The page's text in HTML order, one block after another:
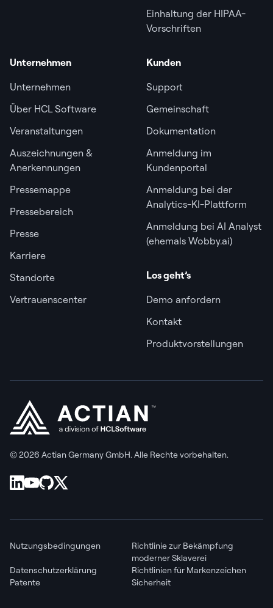
Einhaltung der HIPAA-
Vorschriften
Unternehmen
Unternehmen
Über HCL Software
Veranstaltungen
Auszeichnungen &
Anerkennungen
Pressemappe
Pressebereich
Presse
Karriere
Standorte
Vertrauenscenter
Kunden
Support
Gemeinschaft
Dokumentation
Anmeldung im
Kundenportal
Anmeldung bei der
Analytics-KI-Plattform
Anmeldung bei AI Analyst
(ehemals Wobby.ai)
Los geht’s
Demo anfordern
Kontakt
Produktvorstellungen
© 2026 Actian Germany GmbH. Alle Rechte vorbehalten.
Nutzungsbedingungen
Richtlinie zur Bekämpfung
moderner Sklaverei
Datenschutzerklärung
Richtlinien für Markenzeichen
Patente
Sicherheit